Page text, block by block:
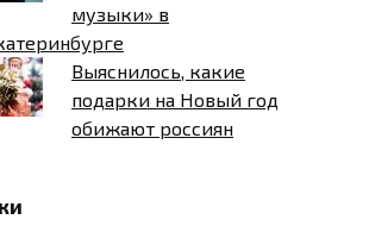
музыки» в
Выяснилось, какие
подарки на Новый год
обижают россиян